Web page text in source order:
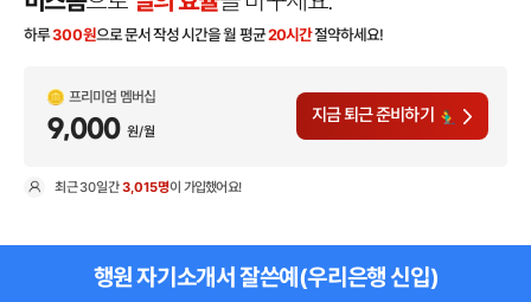
하루300원으로 문서 작성 시간을 월 평균20시간절약하세요!
프리미엄 멤버십
9,000 원/월
지금 퇴근 준비하기
최근30일간3,015명이 가입했어요!
행원 자기소개서 잘쓴예(우리은행 신입)